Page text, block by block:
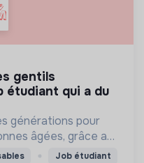
étudiant qui a du
générations pour
âgées, grâce aux
Job étudiant